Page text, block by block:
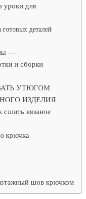
уроки для
деталей
—
и сборки
УТЮГОМ
ИЗДЕЛИЯ
вязаное
крючка
шов крючком